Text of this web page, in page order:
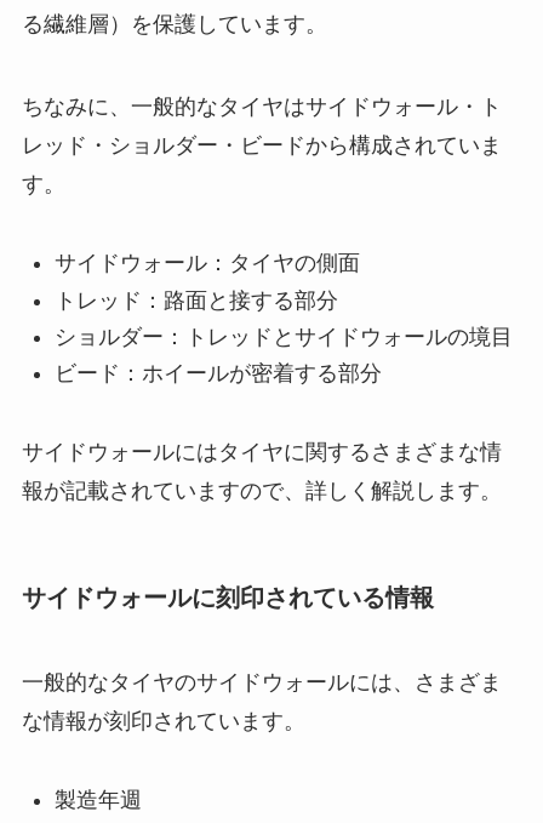
る繊維層）を保護しています。
ちなみに、一般的なタイヤはサイドウォール・ト
レッド・ショルダー・ビードから構成されていま
す。
サイドウォール：タイヤの側面
トレッド：路面と接する部分
ショルダー：トレッドとサイドウォールの境目
ビード：ホイールが密着する部分
サイドウォールにはタイヤに関するさまざまな情
報が記載されていますので、詳しく解説します。
サイドウォールに刻印されている情報
一般的なタイヤのサイドウォールには、さまざま
な情報が刻印されています。
製造年週